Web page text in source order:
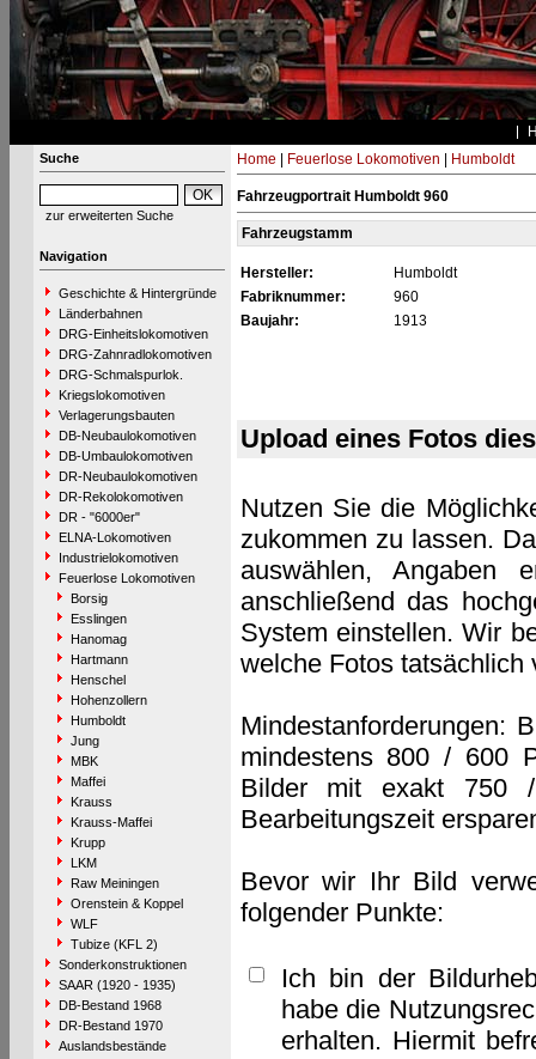
Suche
zur erweiterten Suche
Navigation
Geschichte & Hintergründe
Länderbahnen
DRG-Einheitslokomotiven
DRG-Zahnradlokomotiven
DRG-Schmalspurlok.
Kriegslokomotiven
Verlagerungsbauten
DB-Neubaulokomotiven
DB-Umbaulokomotiven
DR-Neubaulokomotiven
DR-Rekolokomotiven
DR - "6000er"
ELNA-Lokomotiven
Industrielokomotiven
Feuerlose Lokomotiven
Borsig
Esslingen
Hanomag
Hartmann
Henschel
Hohenzollern
Humboldt
Jung
MBK
Maffei
Krauss
Krauss-Maffei
Krupp
LKM
Raw Meiningen
Orenstein & Koppel
WLF
Tubize (KFL 2)
Sonderkonstruktionen
SAAR (1920 - 1935)
DB-Bestand 1968
DR-Bestand 1970
Auslandsbestände
Home Feuerlose Lokomotiven Humboldt
Fahrzeugportrait Humboldt 960
Fahrzeugstamm
Hersteller:
Humboldt
Fabriknummer:
960
Baujahr:
1913
Upload eines Fotos
Nutzen Sie die
zukommen zu lassen.
auswählen, Angaben
anschließend das
System einstellen. Wir
welche Fotos tatsächlich
Mindestanforderungen:
mindestens 800 / 600
Bilder mit exakt 750
Bearbeitungszeit
Bevor wir Ihr Bild
folgender Punkte:
Ich bin der
habe die
erhalten. Hiermit